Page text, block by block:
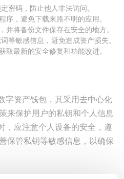
密码，防止他人非法访问。
序，避免下载来路不明的应用。
并将备份文件保存在安全的地方。
等敏感信息，避免造成资产损失。
取最新的安全修复和功能改进。
字资产钱包，其采用去中心化
来保护用户的私钥和个人信息
，应注意个人设备的安全，遵
保管私钥等敏感信息，以确保